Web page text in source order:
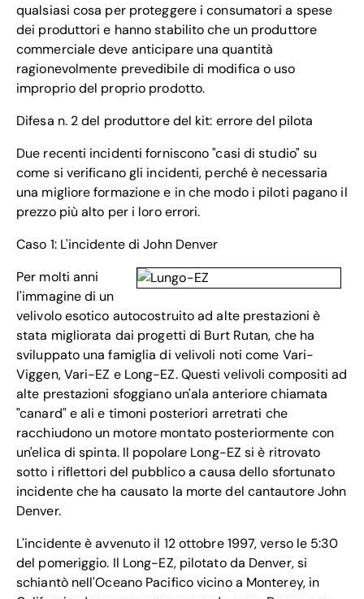
qualsiasi cosa per proteggere i consumatori a spese
dei produttori e hanno stabilito che un produttore
commerciale deve anticipare una quantità
ragionevolmente prevedibile di modifica o uso
improprio del proprio prodotto.
Difesa n. 2 del produttore del kit: errore del pilota
Due recenti incidenti forniscono "casi di studio" su
come si verificano gli incidenti, perché è necessaria
una migliore formazione e in che modo i piloti pagano il
prezzo più alto per i loro errori.
Caso 1: L'incidente di John Denver
Per molti anni
l'immagine di un
velivolo esotico autocostruito ad alte prestazioni è
stata migliorata dai progetti di Burt Rutan, che ha
sviluppato una famiglia di velivoli noti come Vari-
Viggen, Vari-EZ e Long-EZ. Questi velivoli compositi ad
alte prestazioni sfoggiano un'ala anteriore chiamata
"canard" e ali e timoni posteriori arretrati che
racchiudono un motore montato posteriormente con
un'elica di spinta. Il popolare Long-EZ si è ritrovato
sotto i riflettori del pubblico a causa dello sfortunato
incidente che ha causato la morte del cantautore John
Denver.
L'incidente è avvenuto il 12 ottobre 1997, verso le 5:30
del pomeriggio. Il Long-EZ, pilotato da Denver, si
schiantò nell'Oceano Pacifico vicino a Monterey, in